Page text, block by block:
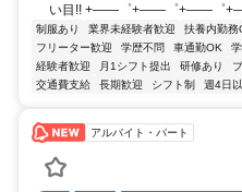
い目!! +――゜+――゜+――゜
制服あり 業界未経験者歓迎 扶養内勤務
フリーター歓迎
学歴不問 車通勤OK
経験者歓迎
月1シフト提出 研修あり
交通費支給
長期歓迎 シフト制 週4日
アルバイト・パート